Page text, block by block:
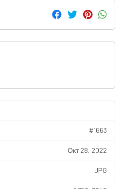
#1663
Окт 28, 2022
JPG